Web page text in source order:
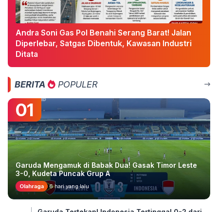
Andra Soni Gas Pol Benahi Serang Barat! Jalan
Diperlebar, Satgas Dibentuk, Kawasan Industri
Ditata
BERITA POPULER
01
Garuda Mengamuk di Babak Dua! Gasak Timor Leste
3-0, Kudeta Puncak Grup A
Olahraga 6 hari yang lalu